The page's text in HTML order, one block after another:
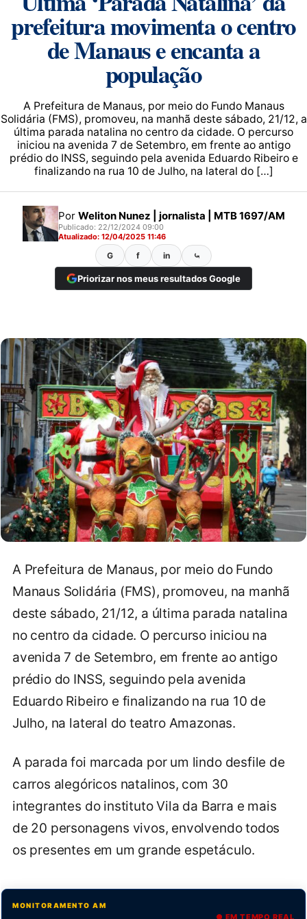
prefeitura movimenta o centro
de Manaus e encanta a
população
A Prefeitura de Manaus, por meio do Fundo Manaus
Solidária (FMS), promoveu, na manhã deste sábado, 21/12, a
última parada natalina no centro da cidade. O percurso
iniciou na avenida 7 de Setembro, em frente ao antigo
prédio do INSS, seguindo pela avenida Eduardo Ribeiro e
finalizando na rua 10 de Julho, na lateral do […]
Por Weliton Nunez | jornalista | MTB 1697/AM
Publicado: 22/12/2024 09:00
Atualizado: 12/04/2025 11:46
G f in ⤿
Priorizar nos meus resultados Google
A Prefeitura de Manaus, por meio do Fundo
Manaus Solidária (FMS), promoveu, na manhã
deste sábado, 21/12, a última parada natalina
no centro da cidade. O percurso iniciou na
avenida 7 de Setembro, em frente ao antigo
prédio do INSS, seguindo pela avenida
Eduardo Ribeiro e finalizando na rua 10 de
Julho, na lateral do teatro Amazonas.
A parada foi marcada por um lindo desfile de
carros alegóricos natalinos, com 30
integrantes do instituto Vila da Barra e mais
de 20 personagens vivos, envolvendo todos
os presentes em um grande espetáculo.
MONITORAMENTO AM